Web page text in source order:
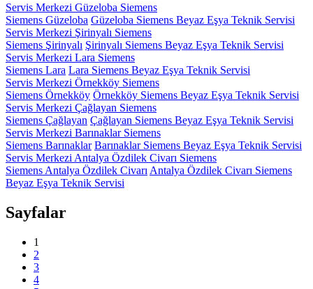
Servis Merkezi Güzeloba Siemens
Siemens Güzeloba Güzeloba Siemens Beyaz Eşya Teknik Servisi
Servis Merkezi Şirinyalı Siemens
Siemens Şirinyalı Şirinyalı Siemens Beyaz Eşya Teknik Servisi
Servis Merkezi Lara Siemens
Siemens Lara Lara Siemens Beyaz Eşya Teknik Servisi
Servis Merkezi Örnekköy Siemens
Siemens Örnekköy Örnekköy Siemens Beyaz Eşya Teknik Servisi
Servis Merkezi Çağlayan Siemens
Siemens Çağlayan Çağlayan Siemens Beyaz Eşya Teknik Servisi
Servis Merkezi Barınaklar Siemens
Siemens Barınaklar Barınaklar Siemens Beyaz Eşya Teknik Servisi
Servis Merkezi Antalya Özdilek Civarı Siemens
Siemens Antalya Özdilek Civarı Antalya Özdilek Civarı Siemens
Beyaz Eşya Teknik Servisi
Sayfalar
1
2
3
4